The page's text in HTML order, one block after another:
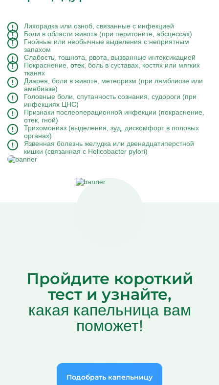
Лихорадка или озноб, связанные с инфекцией
Боли в области живота (при перитоните, абсцессах)
Гнойные или необычные выделения с неприятным
запахом
Слабость, тошнота, рвота, вызванные интоксикацией
Покраснение, отек , боль в суставах, костях или мягких
тканях
Диарея, боли в животе, метеоризм (при лямблиозе или
амебиазе)
Головные боли, спутанность сознания, судороги (при
инфекциях ЦНС)
Признаки послеоперационной инфекции (покраснение,
отек, гной)
Трихомониаз (выделения, зуд, дискомфорт в половых
органах)
Язвенная болезнь желудка или двенадцатиперстной
кишки (связанная с Helicobacter pylori)
Пройдите короткий
тест и узнайте,
какая капельница вам
поможет!
Подобрать капельницу